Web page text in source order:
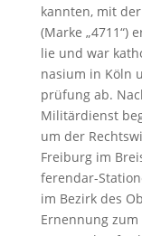
kann­ten, mit
(Mar­ke
lie und war
na­si­um in Köln
prü­fung ab.
Mi­li­tär­dienst
um der
Frei­burg im
fe­ren­dar-
im Be­zirk des
Er­nen­nung zum